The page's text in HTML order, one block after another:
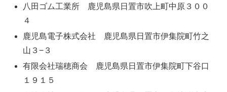
八田ゴム工業所 鹿児島県日置市吹上町中原３００
４
鹿児島電子株式会社 鹿児島県日置市伊集院町竹之
山３−３
有限会社瑞穂商会 鹿児島県日置市伊集院町下谷口
１９１５